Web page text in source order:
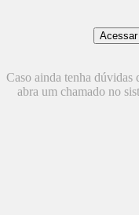
Caso ainda tenha dúvidas
abra um chamado no